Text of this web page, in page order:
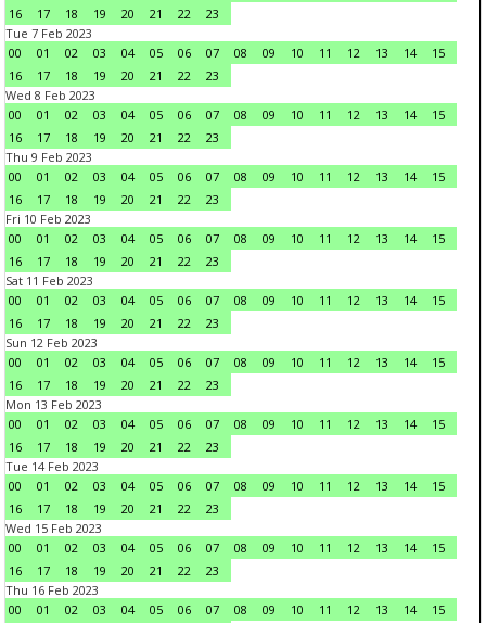
16
17 18 19 20 21 22
23
Tue 7 Feb 2023
00
01 02 03 04 05 06 07 08 09 10 11 12 13 14
15
16
17 18 19 20 21 22
23
Wed 8 Feb 2023
00
01 02 03 04 05 06 07 08 09 10 11 12 13 14
15
16
17 18 19 20 21 22
23
Thu 9 Feb 2023
00
01 02 03 04 05 06 07 08 09 10 11 12 13 14
15
16
17 18 19 20 21 22
23
Fri 10 Feb 2023
00
01 02 03 04 05 06 07 08 09 10 11 12 13 14
15
16
17 18 19 20 21 22
23
Sat 11 Feb 2023
00
01 02 03 04 05 06 07 08 09 10 11 12 13 14
15
16
17 18 19 20 21 22
23
Sun 12 Feb 2023
00
01 02 03 04 05 06 07 08 09 10 11 12 13 14
15
16
17 18 19 20 21 22
23
Mon 13 Feb 2023
00
01 02 03 04 05 06 07 08 09 10 11 12 13 14
15
16
17 18 19 20 21 22
23
Tue 14 Feb 2023
00
01 02 03 04 05 06 07 08 09 10 11 12 13 14
15
16
17 18 19 20 21 22
23
Wed 15 Feb 2023
00
01 02 03 04 05 06 07 08 09 10 11 12 13 14
15
16
17 18 19 20 21 22
23
Thu 16 Feb 2023
00
01 02 03 04 05 06 07 08 09 10 11 12 13 14
15